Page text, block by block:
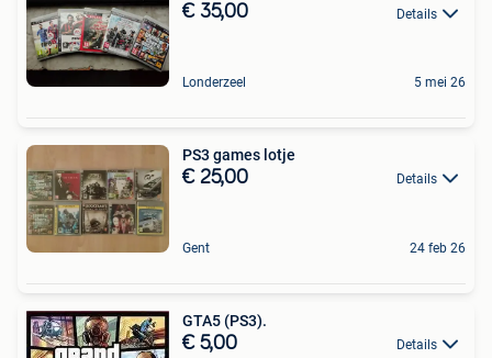
€ 35,00 Details
Londerzeel 5 mei 26
PS3 games lotje
€ 25,00 Details
Gent 24 feb 26
GTA5 (PS3).
€ 5,00 Details